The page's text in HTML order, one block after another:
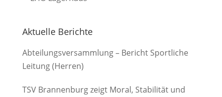
Aktuelle Berichte
Abteilungsversammlung – Bericht Sportliche
Leitung (Herren)
TSV Brannenburg zeigt Moral, Stabilität und